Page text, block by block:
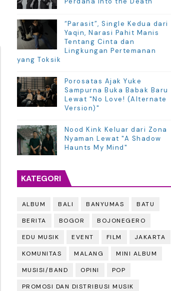
“Parasit”, Single Kedua dari
Yaqin, Narasi Pahit Manis
Tentang Cinta dan
Lingkungan Pertemanan
yang Toksik
Porosatas Ajak Yuke
Sampurna Buka Babak Baru
Lewat "No Love! (Alternate
Version)"
Nood Kink Keluar dari Zona
Nyaman Lewat "A Shadow
Haunts My Mind"
KATEGORI
ALBUM BALI BANYUMAS BATU
BERITA BOGOR BOJONEGERO
EDU MUSIK EVENT FILM JAKARTA
KOMUNITAS MALANG MINI ALBUM
MUSISI/BAND OPINI POP
PROMOSI DAN DISTRIBUSI MUSIK